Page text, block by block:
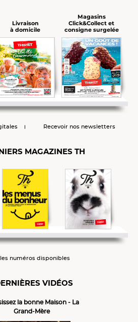
Livraison
à domicile
Magasins
Click&Collect et
consigne surgelée
Recevoir nos newsletters
MAGAZINES TH
numéros disponibles
VIDÉOS
la bonne Maison - La
Grand-Mère